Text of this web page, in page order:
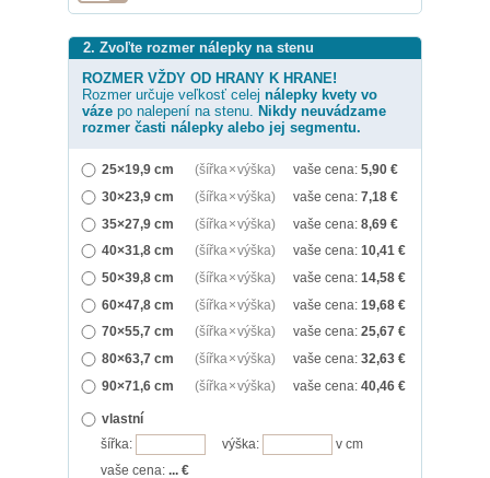
2. Zvoľte rozmer nálepky na stenu
ROZMER VŽDY OD HRANY K HRANE!
Rozmer určuje veľkosť celej nálepky kvety vo
váze po nalepení na stenu. Nikdy neuvádzame
rozmer časti nálepky alebo jej segmentu.
25×19,9 cm (šířka × výška) vaše cena: 5,90 €
30×23,9 cm
(šířka × výška) vaše cena: 7,18 €
35×27,9 cm
(šířka × výška) vaše cena: 8,69 €
40×31,8 cm
(šířka × výška) vaše cena: 10,41 €
50×39,8 cm
(šířka × výška) vaše cena: 14,58 €
60×47,8 cm
(šířka × výška) vaše cena: 19,68 €
70×55,7 cm
(šířka × výška) vaše cena: 25,67 €
80×63,7 cm
(šířka × výška) vaše cena: 32,63 €
90×71,6 cm
(šířka × výška) vaše cena: 40,46 €
vlastní
šířka:
výška:
v cm
vaše cena:
€